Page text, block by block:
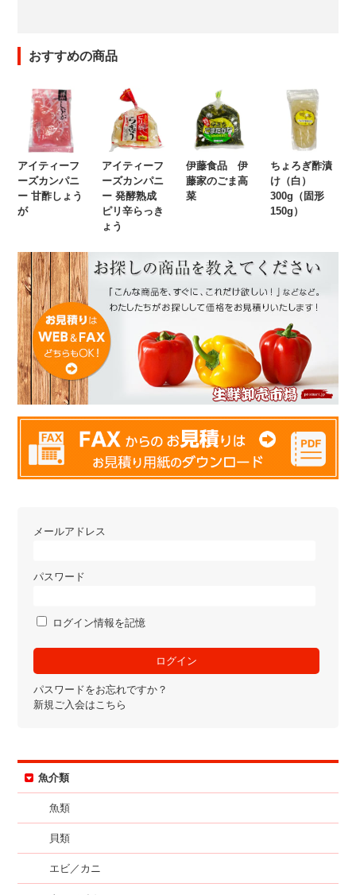
おすすめの商品
アイティーフ
ーズカンパニ
ー 甘酢しょう
が
アイティーフ
ーズカンパニ
ー 発酵熟成
ピリ辛らっき
ょう
伊藤食品 伊
藤家のごま高
菜
ちょろぎ酢漬
け（白）
300g（固形
150g）
メールアドレス
パスワード
ログイン情報を記憶
パスワードをお忘れですか？
新規ご入会はこちら
魚介類
魚類
貝類
エビ／カニ